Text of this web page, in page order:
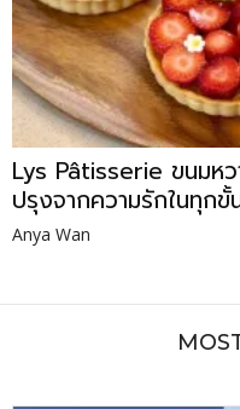
Lys Pâtisserie ขนมห
ปรุงจากความรักในทุก
Anya Wan